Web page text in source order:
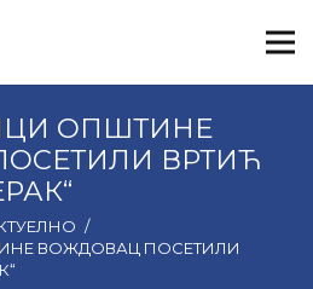
ОПШТИНЕ
ВРТИЋ
/
ВОЖДОВАЦ ПОСЕТИЛИ